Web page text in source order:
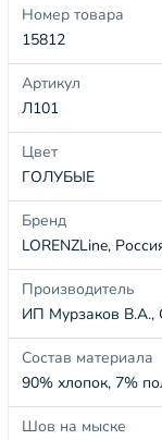
Номер товара
15812
Артикул
Л101
Цвет
ГОЛУБЫЕ
Бренд
LORENZLine,
Производитель
ИП Мурзаков В.А.,
Состав материала
90% хлопок, 7%
Шов на мыске